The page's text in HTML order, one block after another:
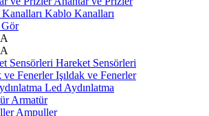
Kablo Kanalları
Hareket Sensörleri
Işıldak ve Fenerler
Led Aydınlatma
Armatür
Ampuller